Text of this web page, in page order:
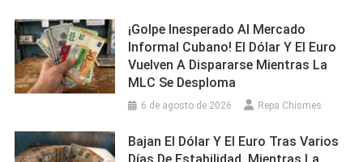
¡Golpe Inesperado Al Mercado
Informal Cubano! El Dólar Y El Euro
Vuelven A Dispararse Mientras La
MLC Se Desploma
6 de agosto de 2026 Repa Chismes
Bajan El Dólar Y El Euro Tras Varios
Días De Estabilidad, Mientras La